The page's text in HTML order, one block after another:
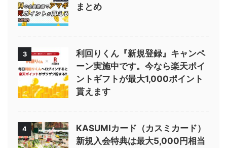
まとめ
3
利回りくん『新規登録』キャンペ
ーン実施中です。今なら楽天ポイ
ントギフトが最大1,000ポイント
貰えます
4
KASUMIカード（カスミカード）
新規入会特典は最大5,000円相当